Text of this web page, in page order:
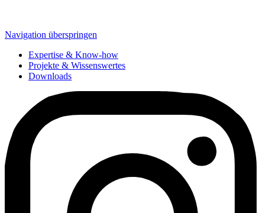
Navigation überspringen
Expertise & Know-how
Projekte & Wissenswertes
Downloads